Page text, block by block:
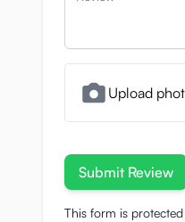
Upload
Submit Review
This form is